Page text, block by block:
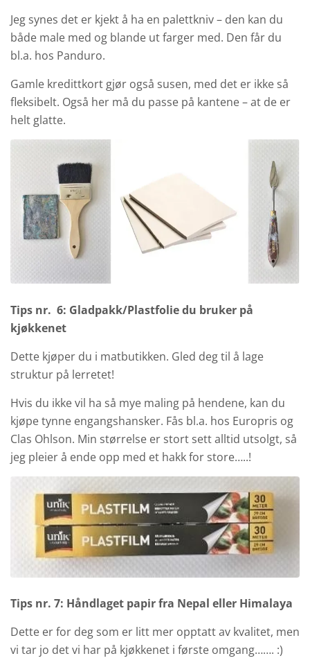
Jeg synes det er kjekt å ha en palettkniv – den kan du
både male med og blande ut farger med. Den får du
bl.a. hos Panduro.
Gamle kredittkort gjør også susen, med det er ikke så
fleksibelt. Også her må du passe på kantene – at de er
helt glatte.
Tips nr. 6: Gladpakk/Plastfolie du bruker på
kjøkkenet
Dette kjøper du i matbutikken. Gled deg til å lage
struktur på lerretet!
Hvis du ikke vil ha så mye maling på hendene, kan du
kjøpe tynne engangshansker. Fås bl.a. hos Europris og
Clas Ohlson. Min størrelse er stort sett alltid utsolgt, så
jeg pleier å ende opp med et hakk for store…..!
Tips nr. 7: Håndlaget papir fra Nepal eller Himalaya
Dette er for deg som er litt mer opptatt av kvalitet, men
vi tar jo det vi har på kjøkkenet i første omgang……. :)